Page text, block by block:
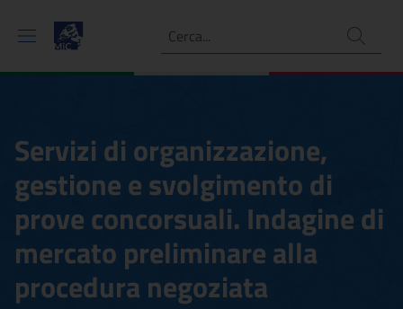
Ricerca
Servizi di organizzazione,
gestione e svolgimento di
prove concorsuali. Indagine di
mercato preliminare alla
procedura negoziata